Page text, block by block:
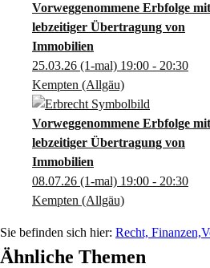
Vorweggenommene Erbfolge mit
lebzeitiger Übertragung von
Immobilien
25.03.26 (1-mal) 19:00 - 20:30
Kempten (Allgäu)
Vorweggenommene Erbfolge mit
lebzeitiger Übertragung von
Immobilien
08.07.26 (1-mal) 19:00 - 20:30
Kempten (Allgäu)
Recht,
Ähnliche Themen